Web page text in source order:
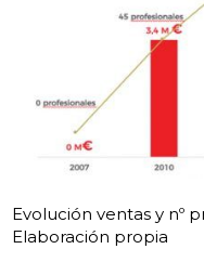
Evolución ventas y nº
Elaboración propia